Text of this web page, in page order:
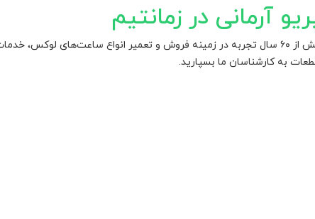
آرمانی در زمانتیم
با بیش از ۶۰ سال تجربه در زمینه فروش و تعمیر انواع ساعت‌های
به کارشناسان ما بسپارید.